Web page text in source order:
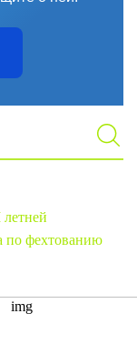
летней
по фехтованию